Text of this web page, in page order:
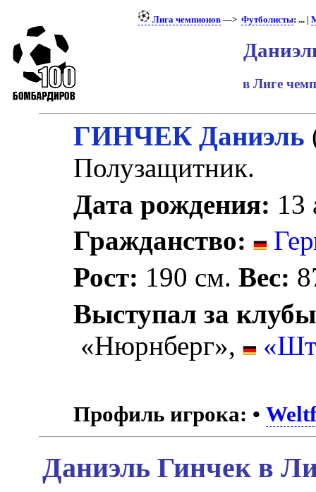
Лига чемпионов—> Футболисты: ... |
в Лиге
ГИНЧЕК Даниэль
Полузащитник.
Дата рождения: 13
Гражданство:
Рост: 190 см.Вес:
Выступал за
«Нюрнберг»,
Профиль игрока: •
Даниэль Гинчек в